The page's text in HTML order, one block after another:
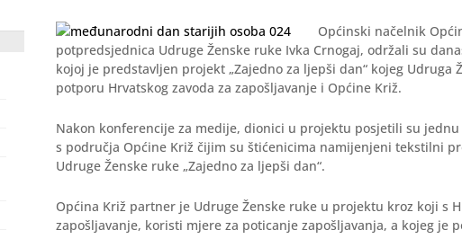
Općinski načelnik
potpredsjednica Udruge Ženske ruke Ivka Crnogaj, održali su
kojoj je predstavljen projekt „Zajedno za ljepši dan“ kojeg Udruga
potporu Hrvatskog zavoda za zapošljavanje i Općine Križ.
Nakon konferencije za medije, dionici u projektu posjetili su
s područja Općine Križ čijim su štićenicima namijenjeni tekstilni
Udruge Ženske ruke „Zajedno za ljepši dan“.
Općina Križ partner je Udruge Ženske ruke u projektu kroz koji s
zapošljavanje, koristi mjere za poticanje zapošljavanja, a kojeg je